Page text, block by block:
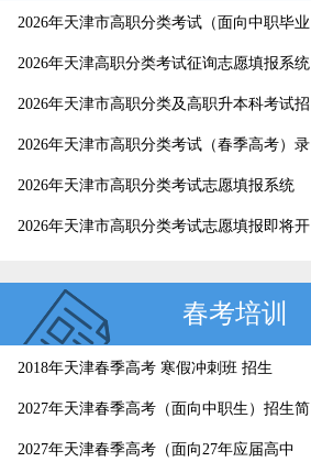
2026年天津市高职分类考试（面向中职毕业
生）征询志愿录取结果今日可查
2026年天津高职分类考试征询志愿填报系统
2026年天津市高职分类及高职升本科考试招
生录取工作结束，4月25日起考生可以查询
2026年天津市高职分类考试（春季高考）录
取结果查询
2026年天津市高职分类考试志愿填报系统
2026年天津市高职分类考试志愿填报即将开
春考培训
2018年天津春季高考 寒假冲刺班 招生
2027年天津春季高考（面向中职生）招生简
章
2027年天津春季高考（面向27年应届高中